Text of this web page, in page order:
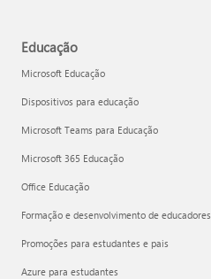
Educação
Microsoft Educação
Dispositivos para educação
Microsoft Teams para Educação
Microsoft 365 Educação
Office Educação
Formação e desenvolvimento de educadores
Promoções para estudantes e pais
Azure para estudantes